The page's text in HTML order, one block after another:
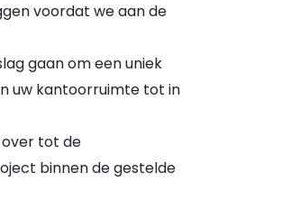
voordat we aan de
gaan om een uniek
uw kantoorruimte tot in
over tot de
binnen de gestelde